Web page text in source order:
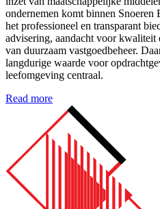
ondernemen komt binnen
het professioneel en transparant
advisering, aandacht voor kwaliteit
van duurzaam vastgoedbeheer.
langdurige waarde voor
leefomgeving centraal.
Read more